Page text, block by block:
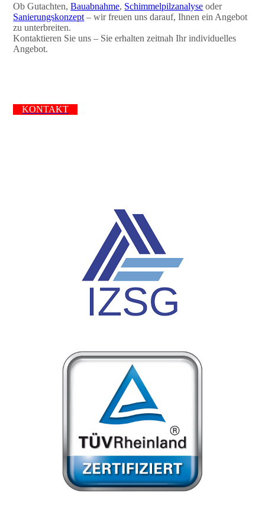
Ob Gutachten,Bauabnahme, Schimmelpilzanalyse oder
Sanierungskonzept – wir freuen uns darauf, Ihnen ein Angebot
zu unterbreiten.
Kontaktieren Sie uns – Sie erhalten zeitnah Ihr individuelles
Angebot.
KONTAKT